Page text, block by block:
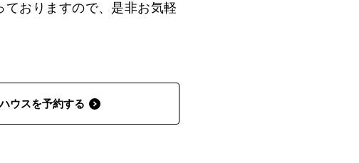
おりますので、是非お気軽
ウスを予約する